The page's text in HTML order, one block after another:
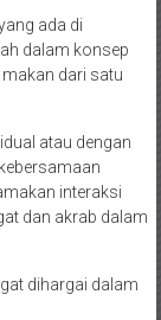
ada di
dalam konsep
dari satu
atau dengan
interaksi
dan akrab dalam
dihargai dalam